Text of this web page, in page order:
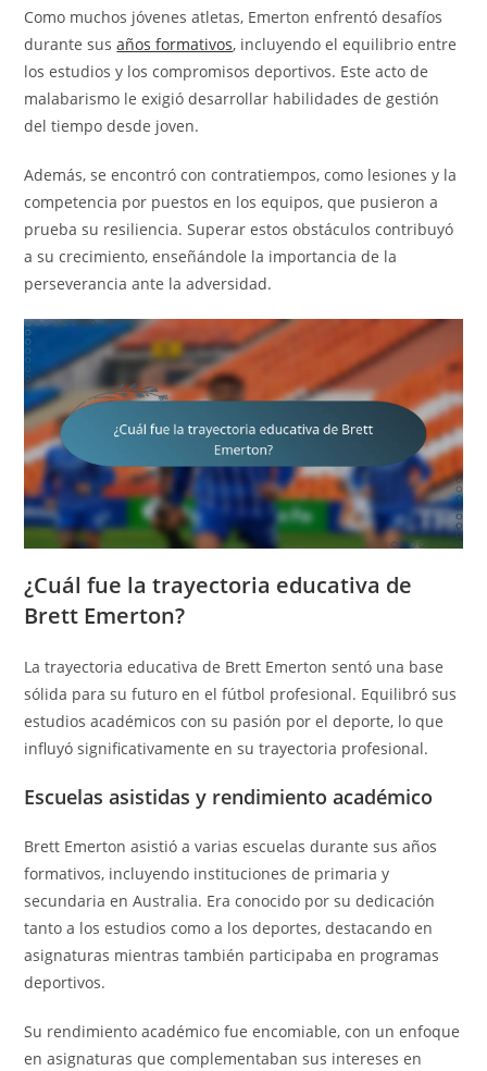
Como muchos jóvenes atletas, Emerton enfrentó desafíos
durante susaños formativos, incluyendo el equilibrio entre
los estudios y los compromisos deportivos. Este acto de
malabarismo le exigió desarrollar habilidades de gestión
del tiempo desde joven.
Además, se encontró con contratiempos, como lesiones y la
competencia por puestos en los equipos, que pusieron a
prueba su resiliencia. Superar estos obstáculos contribuyó
a su crecimiento, enseñándole la importancia de la
perseverancia ante la adversidad.
¿Cuál fue la trayectoria educativa de
Brett Emerton?
La trayectoria educativa de Brett Emerton sentó una base
sólida para su futuro en el fútbol profesional. Equilibró sus
estudios académicos con su pasión por el deporte, lo que
influyó significativamente en su trayectoria profesional.
Escuelas asistidas y rendimiento académico
Brett Emerton asistió a varias escuelas durante sus años
formativos, incluyendo instituciones de primaria y
secundaria en Australia. Era conocido por su dedicación
tanto a los estudios como a los deportes, destacando en
asignaturas mientras también participaba en programas
deportivos.
Su rendimiento académico fue encomiable, con un enfoque
en asignaturas que complementaban sus intereses en